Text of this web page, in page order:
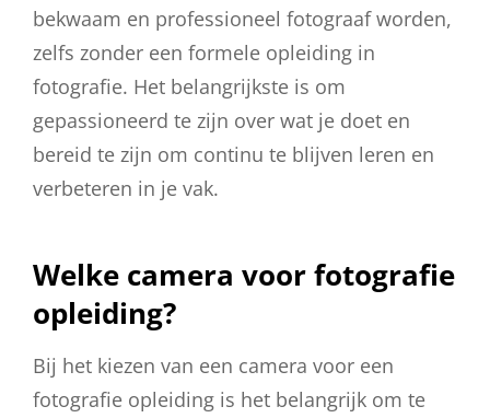
bekwaam en professioneel fotograaf worden,
zelfs zonder een formele opleiding in
fotografie. Het belangrijkste is om
gepassioneerd te zijn over wat je doet en
bereid te zijn om continu te blijven leren en
verbeteren in je vak.
Welke camera voor fotografie
opleiding?
Bij het kiezen van een camera voor een
fotografie opleiding is het belangrijk om te